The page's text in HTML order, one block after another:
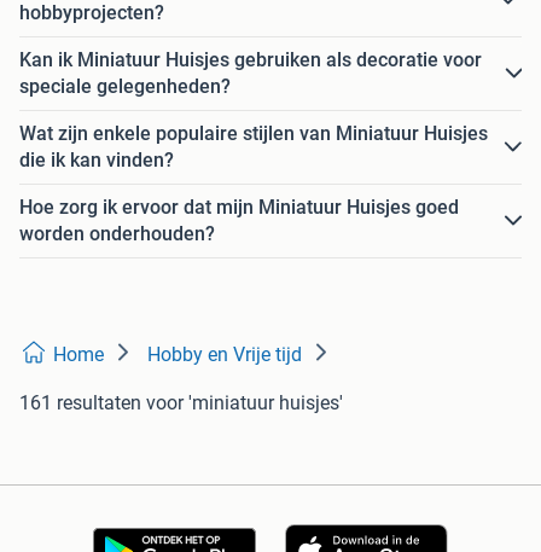
hobbyprojecten?
Kan ik Miniatuur Huisjes gebruiken als decoratie voor
speciale gelegenheden?
Wat zijn enkele populaire stijlen van Miniatuur Huisjes
die ik kan vinden?
Hoe zorg ik ervoor dat mijn Miniatuur Huisjes goed
worden onderhouden?
Home Hobby en Vrije tijd
161 resultaten voor 'miniatuur huisjes'